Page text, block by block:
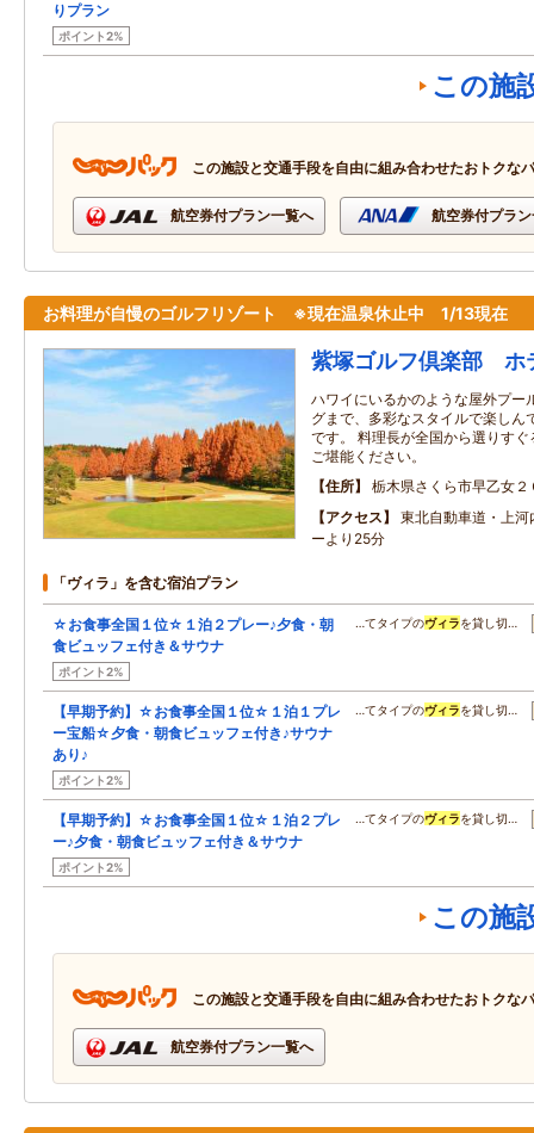
りプラン
ポイント2%
この施
この施設と交通手段を自由に組み合わせたおトクな
航空券付プラン一覧へ 航空券付プラ
お料理が自慢のゴルフリゾート ※現在温泉休止中 1/13現在
紫塚ゴルフ倶楽部 ホ
ハワイにいるかのような屋外プー
グまで、多彩なスタイルで楽しん
です。 料理長が全国から選りす
ご堪能ください。
住所
栃木県さくら市早乙女２
アクセス
東北自動車道・上
ーより25分
「ヴィラ」を含む宿泊プラン
☆お食事全国１位☆１泊２プレー♪夕食・朝
食ビュッフェ付き＆サウナ
ポイント2%
…てタイプのヴィラを貸し切…
【早期予約】☆お食事全国１位☆１泊１プレ
ー宝船☆夕食・朝食ビュッフェ付き♪サウナ
あり♪
ポイント2%
…てタイプのヴィラを貸し切…
【早期予約】☆お食事全国１位☆１泊２プレ
ー♪夕食・朝食ビュッフェ付き＆サウナ
ポイント2%
…てタイプのヴィラを貸し切…
この施
この施設と交通手段を自由に組み合わせたおトクな
航空券付プラン一覧へ